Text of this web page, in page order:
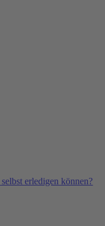
erledigen können?